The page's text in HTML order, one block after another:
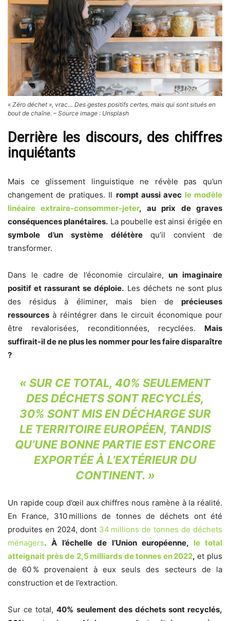
« Zéro déchet », vrac… Des gestes positifs certes, mais qui sont situés en
bout de chaîne. – Source image : Unsplash
Derrière les discours, des chiffres
inquiétants
Mais ce glissement linguistique ne révèle pas qu’un
changement de pratiques. Il rompt aussi avec le modèle
linéaire extraire-consommer-jeter, au prix de graves
conséquences planétaires. La poubelle est ainsi érigée en
symbole d’un système délétèrequ’il convient de
transformer.
Dans le cadre de l’économie circulaire, un imaginaire
positif et rassurant se déploie. Les déchets ne sont plus
des résidus à éliminer, mais bien de précieuses
ressources à réintégrer dans le circuit économique pour
être revalorisées, reconditionnées, recyclées. Mais
suffirait-il de ne plus les nommer pour les faire disparaître
?
« SUR CE TOTAL, 40% SEULEMENT
DES DÉCHETS SONT RECYCLÉS,
30% SONT MIS EN DÉCHARGE SUR
LE TERRITOIRE EUROPÉEN, TANDIS
QU’UNE BONNE PARTIE EST ENCORE
EXPORTÉE À L’EXTÉRIEUR DU
CONTINENT. »
Un rapide coup d’œil aux chiffres nous ramène à la réalité.
En France, 310 millions de tonnes de déchets ont été
produites en 2024, dont 34 millions de tonnes de déchets
ménagers.À l’échelle de l’Union européenne, le total
atteignait près de 2,5 milliards de tonnes en 2022, et plus
de 60 % provenaient à eux seuls des secteurs de la
construction et de l’extraction.
Sur ce total,40% seulement des déchets sont recyclés,